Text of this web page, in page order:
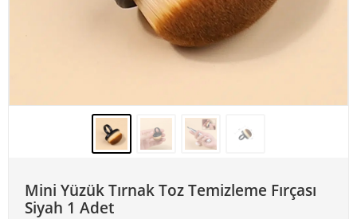
Mini Yüzük Tırnak Toz Temizleme Fırçası
Siyah 1 Adet